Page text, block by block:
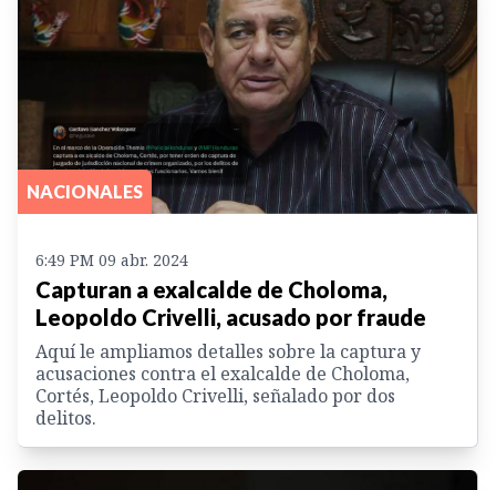
NACIONALES
6:49 PM 09 abr. 2024
Capturan a exalcalde de Choloma,
Leopoldo Crivelli, acusado por fraude
Aquí le ampliamos detalles sobre la captura y
acusaciones contra el exalcalde de Choloma,
Cortés, Leopoldo Crivelli, señalado por dos
delitos.